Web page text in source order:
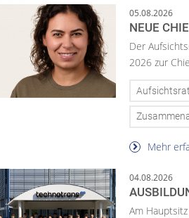
05.08.2026
NEUE
Der
2026 zur
Aufsichtsrat
Mehr
04.08.2026
Am